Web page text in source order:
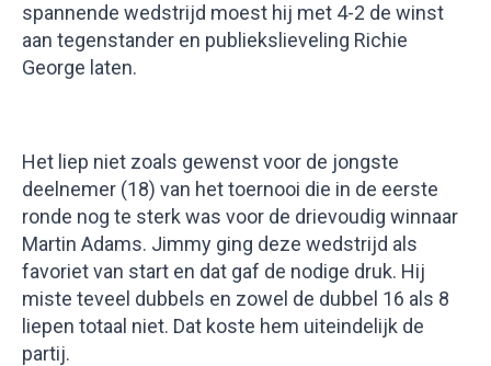
spannende wedstrijd moest hij met 4-2 de winst
aan tegenstander en publiekslieveling Richie
George laten.
Het liep niet zoals gewenst voor de jongste
deelnemer (18) van het toernooi die in de eerste
ronde nog te sterk was voor de drievoudig winnaar
Martin Adams. Jimmy ging deze wedstrijd als
favoriet van start en dat gaf de nodige druk. Hij
miste teveel dubbels en zowel de dubbel 16 als 8
liepen totaal niet. Dat koste hem uiteindelijk de
partij.